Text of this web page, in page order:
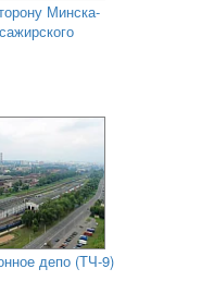
Минска-
депо (ТЧ-9)